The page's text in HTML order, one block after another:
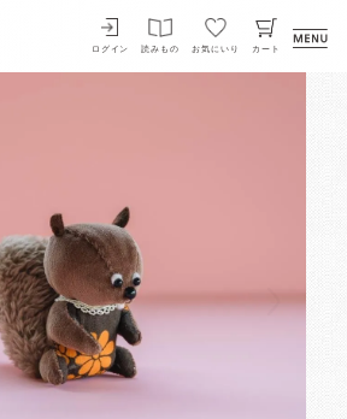
ログイン 読みもの お気にいり カート